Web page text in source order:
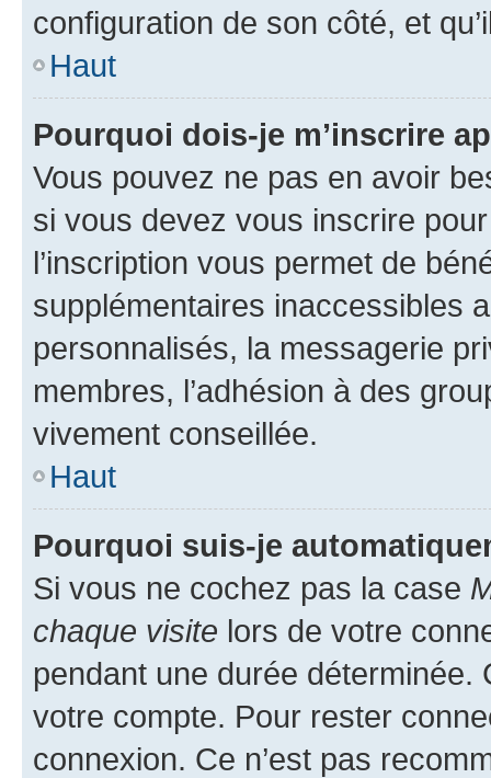
configuration de son côté, et
Haut
Pourquoi dois-je m’inscrire
Vous pouvez ne pas en avoir
si vous devez vous inscrire
l’inscription vous permet de
supplémentaires inaccessibles
personnalisés, la messagerie
membres, l’adhésion à des
vivement conseillée.
Haut
Pourquoi suis-je
Si vous ne cochez pas la case
chaque visite lors de votre
pendant une durée déterminée.
votre compte. Pour rester
connexion. Ce n’est pas